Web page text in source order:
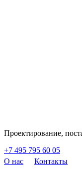
Проектирование,
+7 495 795 60 05
О нас
Контакты